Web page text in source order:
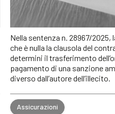
Nella sentenza n. 28967/
che è nulla la clausola del
determini il trasferimento
pagamento di una sanzione
diverso dall’autore dell’illecito.
Assicurazioni